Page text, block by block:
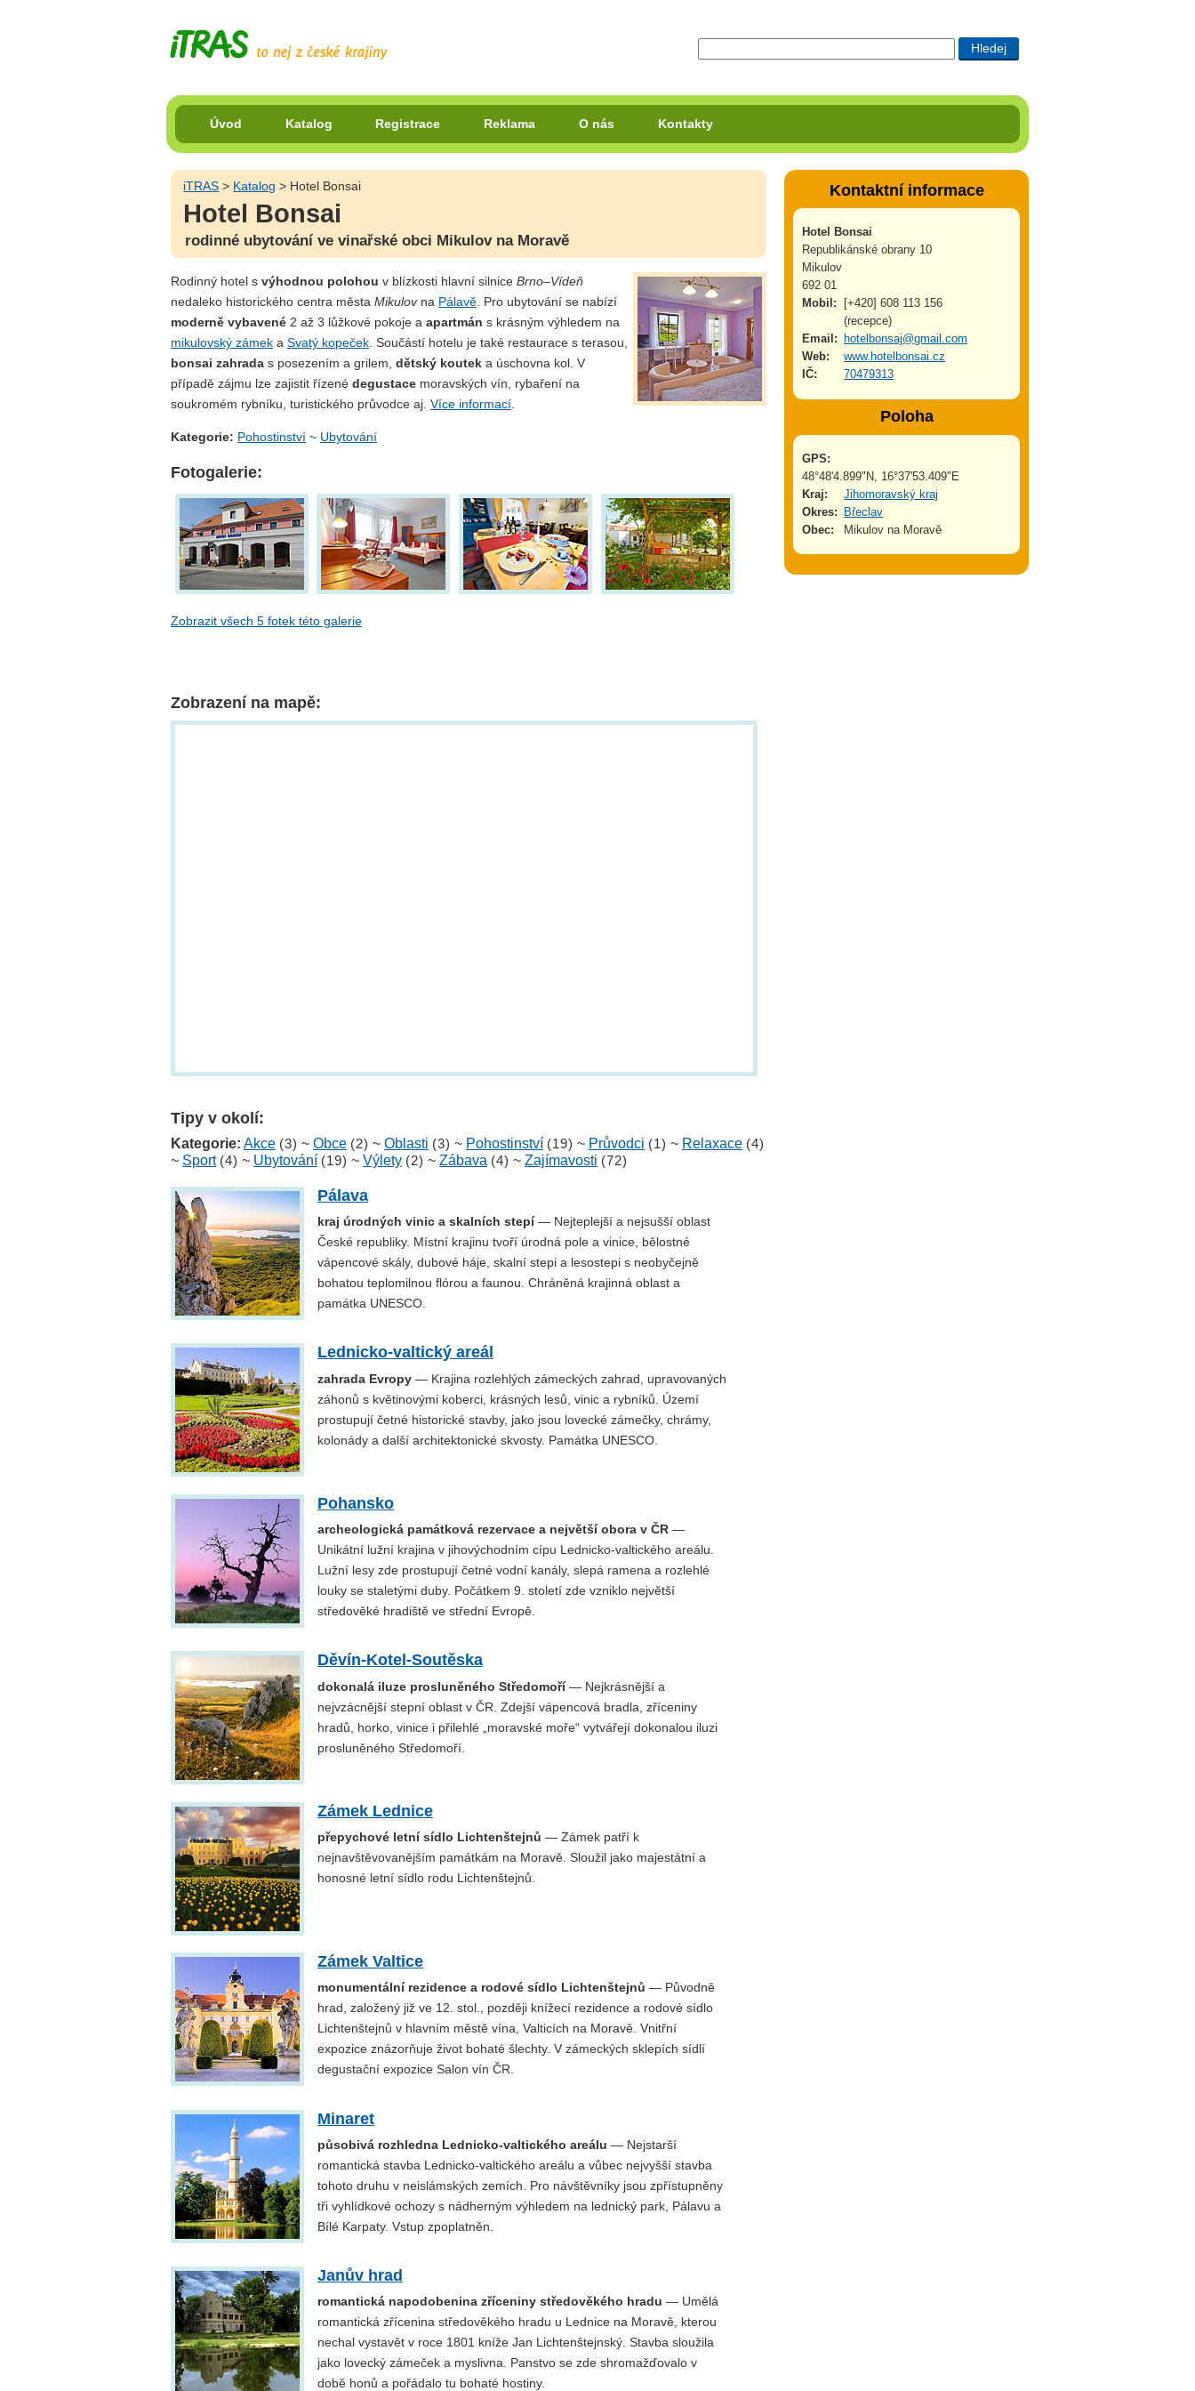
Úvod Katalog Registrace Reklama O nás Kontakty
iTRAS > Katalog > Hotel Bonsai
Hotel Bonsai
rodinné ubytování ve vinařské obci Mikulov na Moravě
Rodinný hotel s výhodnou polohou v blízkosti hlavní silnice Brno–Vídeň
nedaleko historického centra města Mikulovna Pálavě . Pro ubytování se nabízí
moderně vybavené 2 až 3 lůžkové pokoje a apartmán s krásným výhledem na
mikulovský zámek a Svatý kopeček . Součástí hotelu je také restaurace s terasou,
bonsai zahrada s posezením a grilem, dětský koutek a úschovna kol. V
případě zájmu lze zajistit řízené degustace moravských vín, rybaření na
soukromém rybníku, turistického průvodce aj. Více informací
Kategorie: Pohostinství ~ Ubytování
Fotogalerie:
Zobrazit všech 5 fotek této galerie
Zobrazení na mapě:
Tipy v okolí:
Kategorie: Akce (3) ~ Obce (2) ~ Oblasti (3) ~ Pohostinství (19) ~ Průvodci (1) ~ Relaxace (4)
~ Sport (4) ~ Ubytování (19) ~ Výlety (2) ~ Zábava (4) ~ Zajímavosti (72)
Pálava
kraj úrodných vinic a skalních stepí— Nejteplejší a nejsušší oblast
České republiky. Místní krajinu tvoří úrodná pole a vinice, bělostné
vápencové skály, dubové háje, skalní stepi a lesostepi s neobyčejně
bohatou teplomilnou flórou a faunou. Chráněná krajinná oblast a
památka UNESCO.
Lednicko-valtický areál
zahrada Evropy — Krajina rozlehlých zámeckých zahrad, upravovaných
záhonů s květinovými koberci, krásných lesů, vinic a rybníků. Území
prostupují četné historické stavby, jako jsou lovecké zámečky, chrámy,
kolonády a další architektonické skvosty. Památka UNESCO.
Pohansko
archeologická památková rezervace a největší obora v ČR —
Unikátní lužní krajina v jihovýchodním cípu Lednicko-valtického areálu.
Lužní lesy zde prostupují četné vodní kanály, slepá ramena a rozlehlé
louky se staletými duby. Počátkem 9. století zde vzniklo největší
středověké hradiště ve střední Evropě.
Děvín-Kotel-Soutěska
dokonalá iluze prosluněného Středomoří— Nejkrásnější a
nejvzácnější stepní oblast v ČR. Zdejší vápencová bradla, zříceniny
hradů, horko, vinice i přilehlé „moravské moře“ vytvářejí dokonalou iluzi
prosluněného Středomoří.
Zámek Lednice
přepychové letní sídlo Lichtenštejnů — Zámek patří k
nejnavštěvovanějším památkám na Moravě. Sloužil jako majestátní a
honosné letní sídlo rodu Lichtenštejnů.
Zámek Valtice
monumentální rezidence a rodové sídlo Lichtenštejnů — Původně
hrad, založený již ve 12. stol., později knížecí rezidence a rodové sídlo
Lichtenštejnů v hlavním městě vína, Valticích na Moravě. Vnitřní
expozice znázorňuje život bohaté šlechty. V zámeckých sklepích sídlí
degustační expozice Salon vín ČR.
Minaret
působivá rozhledna Lednicko-valtického areálu — Nejstarší
romantická stavba Lednicko-valtického areálu a vůbec nejvyšší stavba
tohoto druhu v neislámských zemích. Pro návštěvníky jsou zpřístupněny
tři vyhlídkové ochozy s nádherným výhledem na lednický park, Pálavu a
Bílé Karpaty. Vstup zpoplatněn.
Janův hrad
romantická napodobenina zříceniny středověkého hradu — Umělá
romantická zřícenina středověkého hradu u Lednice na Moravě, kterou
nechal vystavět v roce 1801 kníže Jan Lichtenštejnský. Stavba sloužila
jako lovecký zámeček a myslivna. Panstvo se zde shromažďovalo v
době honů a pořádalo tu bohaté hostiny.
Kontaktní informace
Hotel Bonsai
Republikánské obrany 10
Mikulov
692 01
Mobil:
[+420] 608 113 156
(recepce)
Email:
hotelbonsaj@gmail.com
Web:
www.hotelbonsai.cz
IČ:
70479313
Poloha
GPS:
48°48'4.899"N, 16°37'53.409"E
Kraj:
Jihomoravský kraj
Okres:
Břeclav
Obec:
Mikulov na Moravě